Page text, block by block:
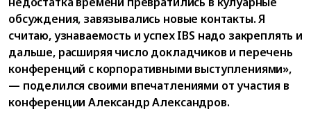
обсуждения, завязывались новые контакты. Я
считаю, узнаваемость и успех IBS надо закреплять и
дальше, расширяя число докладчиков и перечень
конференций с корпоративными выступлениями»,
— поделился своими впечатлениями от участия в
конференции Александр Александров.